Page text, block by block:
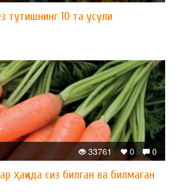
тутишнинг 10 та усули
0
0
33761
ҳақида сиз билган ва билмаган